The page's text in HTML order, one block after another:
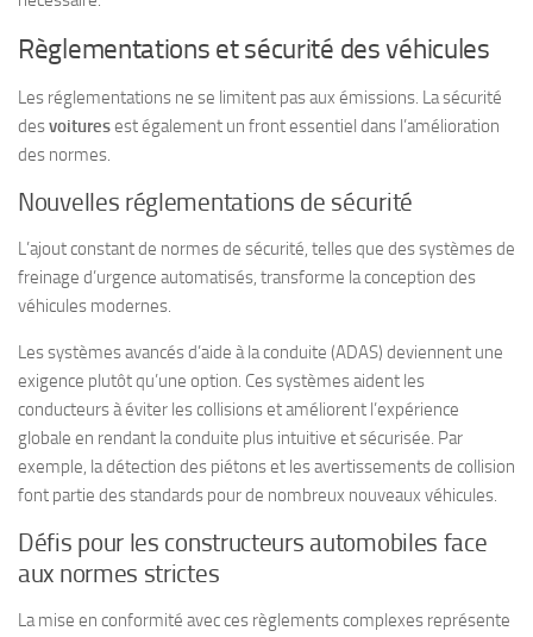
Règlementations et sécurité des véhicules
Les réglementations ne se limitent pas aux émissions. La sécurité
desvoituresest également un front essentiel dans l’amélioration
des normes.
Nouvelles réglementations de sécurité
L’ajout constant de normes de sécurité, telles que des systèmes de
freinage d’urgence automatisés, transforme la conception des
véhicules modernes.
Les systèmes avancés d’aide à la conduite (ADAS) deviennent une
exigence plutôt qu’une option. Ces systèmes aident les
conducteurs à éviter les collisions et améliorent l’expérience
globale en rendant la conduite plus intuitive et sécurisée. Par
exemple, la détection des piétons et les avertissements de collision
font partie des standards pour de nombreux nouveaux véhicules.
Défis pour les constructeurs automobiles face
aux normes strictes
La mise en conformité avec ces règlements complexes représente